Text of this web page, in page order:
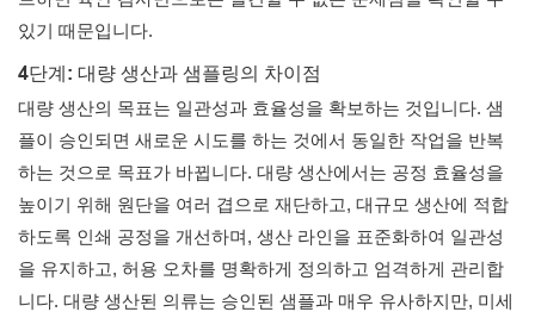
있기 때문입니다.
4단계: 대량 생산과 샘플링의 차이점
대량 생산의 목표는 일관성과 효율성을 확보하는 것입니다. 샘
플이 승인되면 새로운 시도를 하는 것에서 동일한 작업을 반복
하는 것으로 목표가 바뀝니다. 대량 생산에서는 공정 효율성을
높이기 위해 원단을 여러 겹으로 재단하고, 대규모 생산에 적합
하도록 인쇄 공정을 개선하며, 생산 라인을 표준화하여 일관성
을 유지하고, 허용 오차를 명확하게 정의하고 엄격하게 관리합
니다. 대량 생산된 의류는 승인된 샘플과 매우 유사하지만, 미세